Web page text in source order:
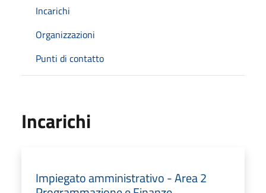
Incarichi
Organizzazioni
Punti di contatto
Incarichi
Impiegato amministrativo - Area 2